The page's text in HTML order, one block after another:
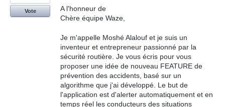
A l'honneur de
Chère équipe Waze,
Je m'appelle Moshé Alalouf et je suis un
inventeur et entrepreneur passionné par la
sécurité routière. Je vous écris pour vous
proposer une idée de nouveau FEATURE de
prévention des accidents, basé sur un
algorithme que j'ai développé. Le but de
l'application est d'alerter automatiquement et en
temps réel les conducteurs des situations
Vote